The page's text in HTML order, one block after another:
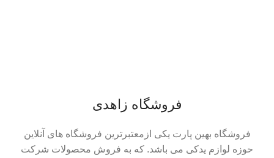
فروشگاه زاهدی
فروشگاه بهین پارت یکی ازمعتبرترین فروشگاه های آنلاین
حوزه لوازم یدکی می باشد. که به فروش محصولات شرکت